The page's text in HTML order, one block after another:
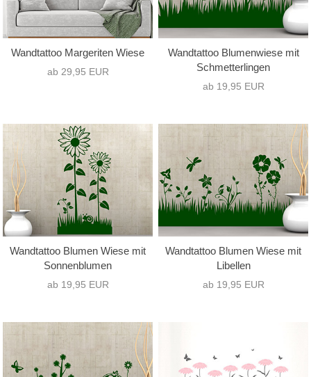
Wandtattoo Margeriten Wiese
ab 29,95 EUR
Wandtattoo Blumenwiese mit
Schmetterlingen
ab 19,95 EUR
Wandtattoo Blumen Wiese mit
Sonnenblumen
ab 19,95 EUR
Wandtattoo Blumen Wiese mit
Libellen
ab 19,95 EUR